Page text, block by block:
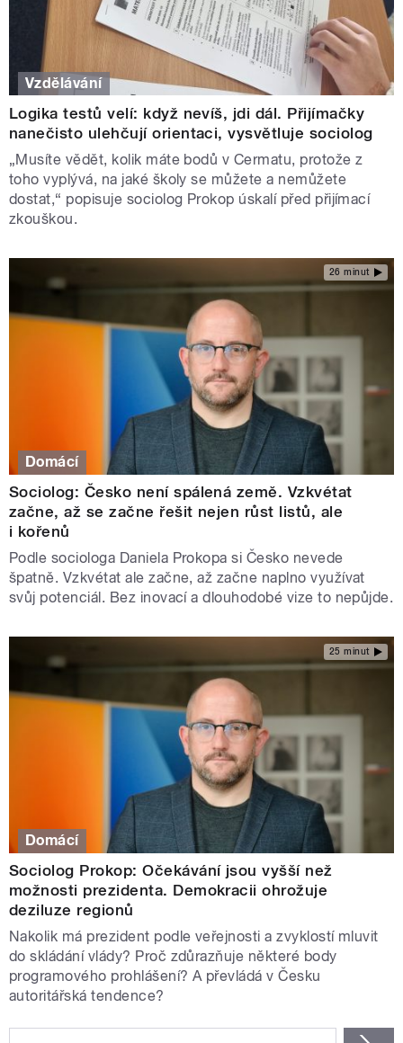
Vzdělávání
Logika testů velí: když nevíš, jdi dál. Přijímačky
nanečisto ulehčují orientaci, vysvětluje sociolog
„Musíte vědět, kolik máte bodů v Cermatu, protože z
toho vyplývá, na jaké školy se můžete a nemůžete
dostat,“ popisuje sociolog Prokop úskalí před přijímací
zkouškou.
26 minut
Domácí
Sociolog: Česko není spálená země. Vzkvétat
začne, až se začne řešit nejen růst listů, ale
i kořenů
Podle sociologa Daniela Prokopa si Česko nevede
špatně. Vzkvétat ale začne, až začne naplno využívat
svůj potenciál. Bez inovací a dlouhodobé vize to nepůjde.
25 minut
Domácí
Sociolog Prokop: Očekávání jsou vyšší než
možnosti prezidenta. Demokracii ohrožuje
deziluze regionů
Nakolik má prezident podle veřejnosti a zvyklostí mluvit
do skládání vlády? Proč zdůrazňuje některé body
programového prohlášení? A převládá v Česku
autoritářská tendence?